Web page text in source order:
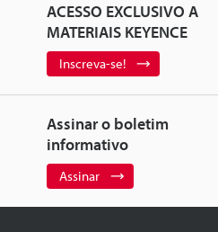
ACESSO EXCLUSIVO A
MATERIAIS KEYENCE
Inscreva-se!
Assinar o boletim
informativo
Assinar